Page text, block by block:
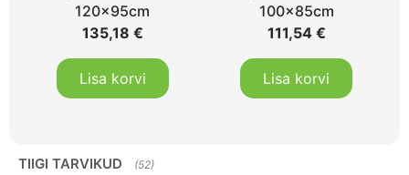
120x95cm
135,18 €
Lisa korvi
100x85cm
111,54 €
Lisa korvi
TIIGI TARVIKUD (52)